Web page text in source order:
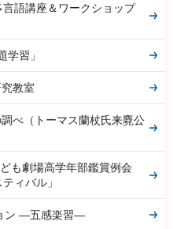
語講座＆ワークショップ
学習」
教室
べ（トーマス蘭杖氏来麑公
も劇場高学年部鑑賞例会
ィバル」
ン ―五感楽習―